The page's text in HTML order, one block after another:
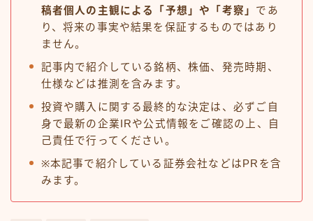
稿者個人の主観による「予想」や「考察」 であ
り、将来の事実や結果を保証するものではあり
ません。
記事内で紹介している銘柄、株価、発売時期、
仕様などは推測を含みます。
投資や購入に関する最終的な決定は、必ずご自
身で最新の企業IRや公式情報をご確認の上、自
己責任で行ってください。
※本記事で紹介している証券会社などはPRを含
みます。